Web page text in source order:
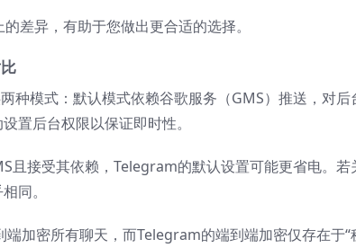
差异，有助于您做出更合适的选择。
种模式：默认模式依赖谷歌服务（GMS）推送，对后
置后台权限以保证即时性。
且接受其依赖，Telegram的默认设置可能更省电。若
同。
端加密所有聊天，而Telegram的端到端加密仅存在于“